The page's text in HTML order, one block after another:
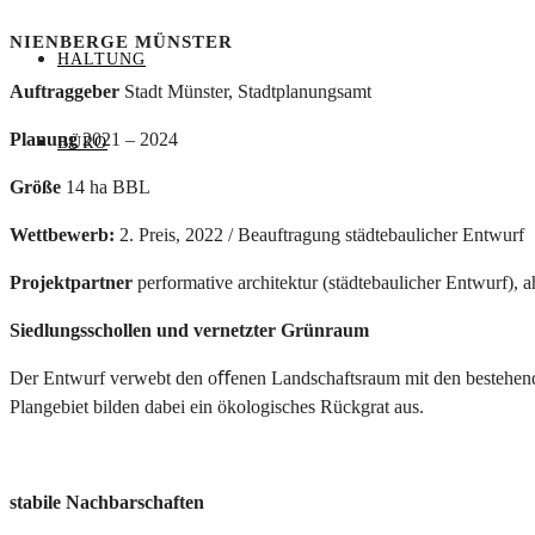
HALTUNG
BÜRO
NIENBERGE MÜNSTER
Auftraggeber Stadt Münster, Stadtplanungsamt
Planung2021 – 2024
Größe 14 ha BBL
Wettbewerb: 2. Preis, 2022 / Beauftragung städtebaulicher Entwurf
Projektpartner performative architektur (städtebaulicher Entwurf),
Siedlungsschollen und vernetzter Grünraum
Der Entwurf verwebt den oﬀenen Landschaftsraum mit den
Plangebiet bilden dabei ein ökologisches Rückgrat aus.
stabile Nachbarschaften